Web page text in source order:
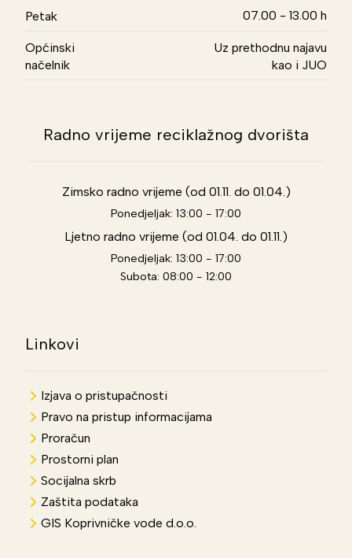
Petak 07.00 - 13.00 h
Općinski
načelnik
Uz prethodnu najavu
kao i JUO
Radno vrijeme reciklažnog dvorišta
Zimsko radno vrijeme (od 01.11. do 01.04.)
Ponedjeljak: 13:00 - 17:00
Ljetno radno vrijeme (od 01.04. do 01.11.)
Ponedjeljak: 13:00 - 17:00
Subota: 08:00 - 12:00
Linkovi
Izjava o pristupačnosti
Pravo na pristup informacijama
Proračun
Prostorni plan
Socijalna skrb
Zaštita podataka
GIS Koprivničke vode d.o.o.